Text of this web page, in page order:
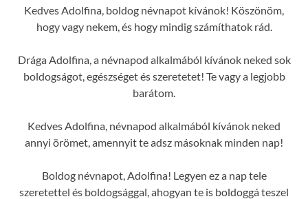
Kedves Adolfina, boldog névnapot kívánok! Köszönöm,
hogy vagy nekem, és hogy mindig számíthatok rád.
Drága Adolfina, a névnapod alkalmából kívánok neked sok
boldogságot, egészséget és szeretetet! Te vagy a legjobb
barátom.
Kedves Adolfina, névnapod alkalmából kívánok neked
annyi örömet, amennyit te adsz másoknak minden nap!
Boldog névnapot, Adolfina! Legyen ez a nap tele
szeretettel és boldogsággal, ahogyan te is boldoggá teszel